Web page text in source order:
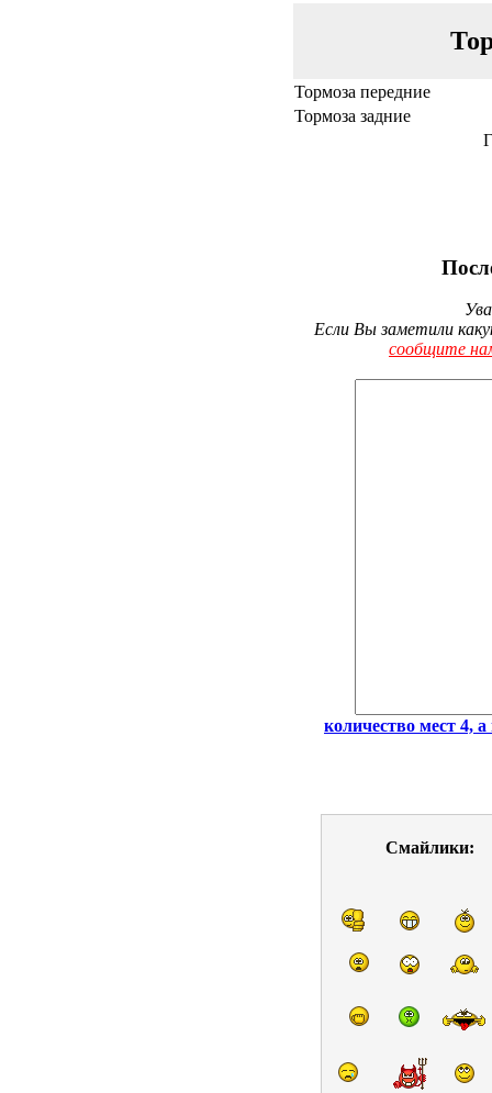
Тормоза передние
Тормоза задние
Если Вы заметили
сообщите
количество мест 4, а
Смайлики: